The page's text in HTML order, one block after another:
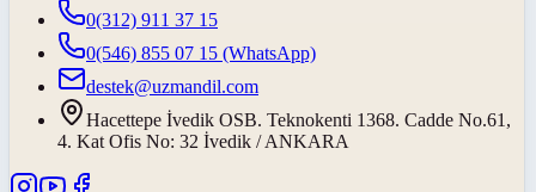
0(312) 911 37 15
0(546) 855 07 15 (WhatsApp)
destek@uzmandil.com
Hacettepe İvedik OSB. Teknokenti 1368. Cadde No.61,
4. Kat Ofis No: 32 İvedik / ANKARA